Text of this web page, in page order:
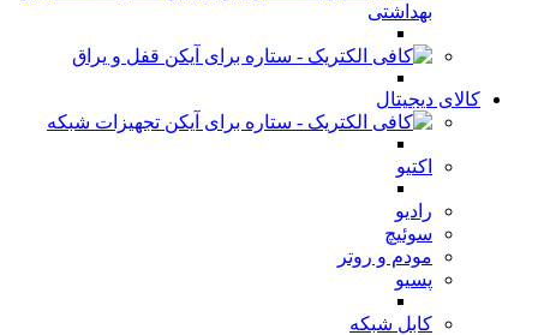
بهداشتی
قفل و یراق
کالای دیجیتال
تجهیزات شبکه
اکتیو
رادیو
سوئیچ
مودم و روتر
پسیو
کابل شبکه